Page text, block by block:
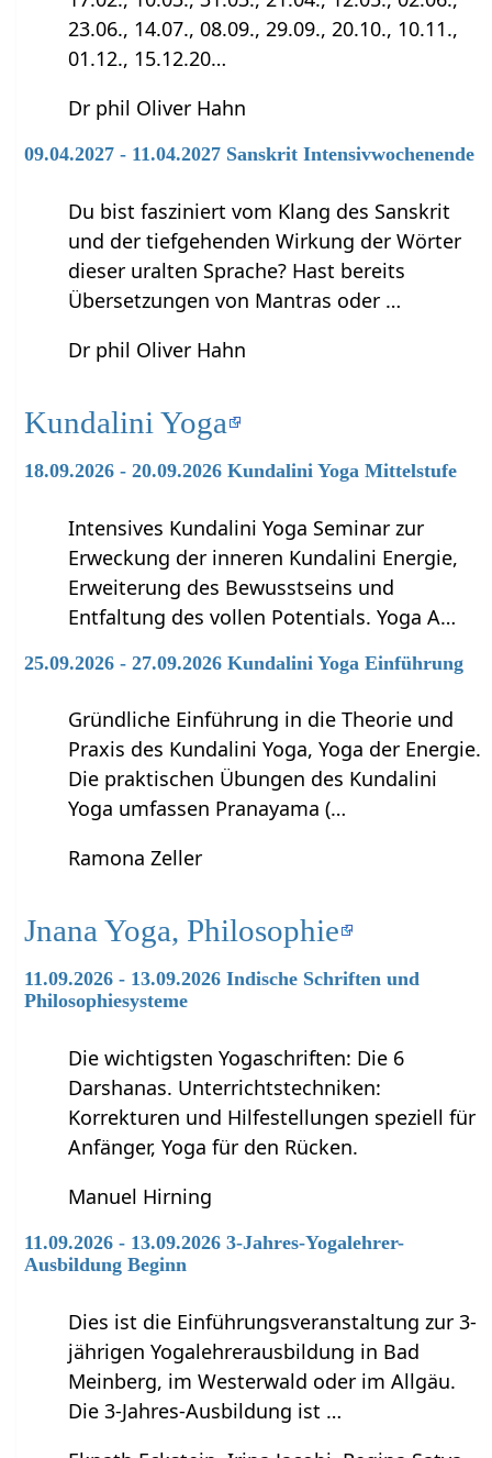
23.06., 14.07., 08.09., 29.09., 20.10., 10.11.,
01.12., 15.12.20…
Dr phil Oliver Hahn
09.04.2027 - 11.04.2027 Sanskrit Intensivwochenende
Du bist fasziniert vom Klang des Sanskrit
und der tiefgehenden Wirkung der Wörter
dieser uralten Sprache? Hast bereits
Übersetzungen von Mantras oder …
Dr phil Oliver Hahn
Kundalini Yoga
18.09.2026 - 20.09.2026 Kundalini Yoga Mittelstufe
Intensives Kundalini Yoga Seminar zur
Erweckung der inneren Kundalini Energie,
Erweiterung des Bewusstseins und
Entfaltung des vollen Potentials. Yoga A…
25.09.2026 - 27.09.2026 Kundalini Yoga Einführung
Gründliche Einführung in die Theorie und
Praxis des Kundalini Yoga, Yoga der Energie.
Die praktischen Übungen des Kundalini
Yoga umfassen Pranayama (…
Ramona Zeller
Jnana Yoga, Philosophie
11.09.2026 - 13.09.2026 Indische Schriften und
Philosophiesysteme
Die wichtigsten Yogaschriften: Die 6
Darshanas. Unterrichtstechniken:
Korrekturen und Hilfestellungen speziell für
Anfänger, Yoga für den Rücken.
Manuel Hirning
11.09.2026 - 13.09.2026 3-Jahres-Yogalehrer-
Ausbildung Beginn
Dies ist die Einführungsveranstaltung zur 3-
jährigen Yogalehrerausbildung in Bad
Meinberg, im Westerwald oder im Allgäu.
Die 3-Jahres-Ausbildung ist …